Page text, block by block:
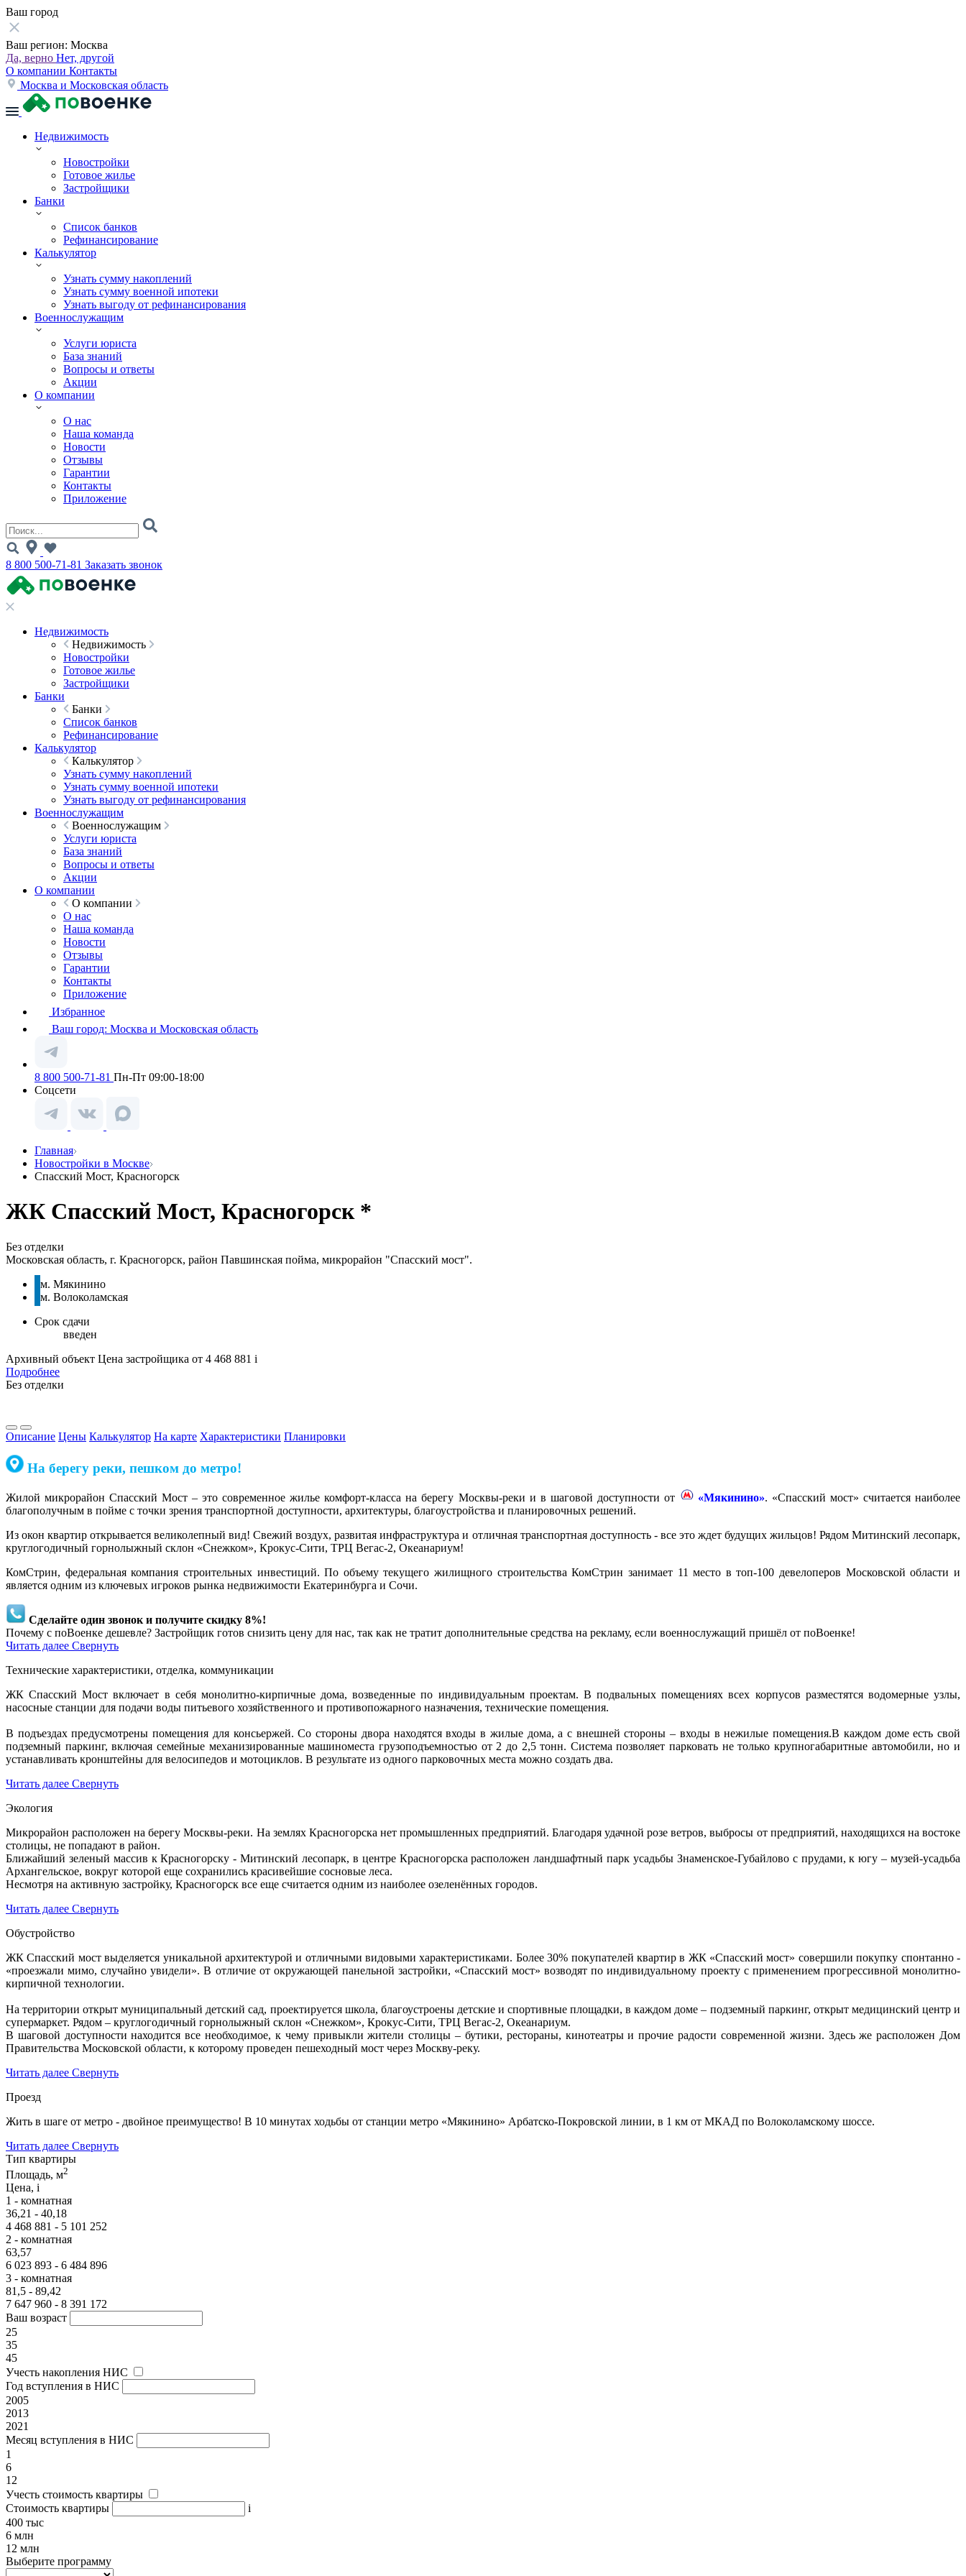
Ваш город
Ваш регион: Москва
Да, верно Нет, другой
О компании Контакты
Москва и Московская область
Недвижимость
Новостройки
Готовое жилье
Застройщики
Банки
Список банков
Рефинансирование
Калькулятор
Узнать сумму накоплений
Узнать сумму военной ипотеки
Узнать выгоду от рефинансирования
Военнослужащим
Услуги юриста
База знаний
Вопросы и ответы
Акции
О компании
О нас
Наша команда
Новости
Отзывы
Гарантии
Контакты
Приложение
8 800 500-71-81 Заказать звонок
Недвижимость
Недвижимость
Новостройки
Готовое жилье
Застройщики
Банки
Банки
Список банков
Рефинансирование
Калькулятор
Калькулятор
Узнать сумму накоплений
Узнать сумму военной ипотеки
Узнать выгоду от рефинансирования
Военнослужащим
Военнослужащим
Услуги юриста
База знаний
Вопросы и ответы
Акции
О компании
О компании
О нас
Наша команда
Новости
Отзывы
Гарантии
Контакты
Приложение
Избранное
Ваш город: Москва и Московская область
8 800 500-71-81 Пн-Пт 09:00-18:00
Соцсети
Главная
Новостройки в Москве
Спасский Мост, Красногорск
ЖК Спасский Мост, Красногорск *
Без отделки
Московская область, г. Красногорск, район Павшинская пойма, микрорайон "Спасский мост".
м. Мякинино
м. Волоколамская
Срок сдачи
введен
Архивный объект Цена застройщика от 4 468 881 i
Подробнее
Без отделки
Описание Цены Калькулятор На карте Характеристики Планировки
На берегу реки, пешком до метро!
Жилой микрорайон Спасский Мост – это современное жилье комфорт-класса на берегу Москвы-реки и в шаговой доступности от «Мякинино». «Спасский мост» считается наиболее
благополучным в пойме с точки зрения транспортной доступности, архитектуры, благоустройства и планировочных решений.
Из окон квартир открывается великолепный вид! Свежий воздух, развитая инфраструктура и отличная транспортная доступность - все это ждет будущих жильцов! Рядом Митинский лесопарк,
круглогодичный горнолыжный склон «Снежком», Крокус-Сити, ТРЦ Вегас-2, Океанариум!
КомСтрин, федеральная компания строительных инвестиций. По объему текущего жилищного строительства КомСтрин занимает 11 место в топ-100 девелоперов Московской области и
является одним из ключевых игроков рынка недвижимости Екатеринбурга и Сочи.
Сделайте один звонок и получите скидку 8%!
Почему с поВоенке дешевле? Застройщик готов снизить цену для нас, так как не тратит дополнительные средства на рекламу, если военнослужащий пришёл от поВоенке!
Читать далее Свернуть
Технические характеристики, отделка, коммуникации
ЖК Спасский Мост включает в себя монолитно-кирпичные дома, возведенные по индивидуальным проектам. В подвальных помещениях всех корпусов разместятся водомерные узлы,
насосные станции для подачи воды питьевого хозяйственного и противопожарного назначения, технические помещения.
В подъездах предусмотрены помещения для консьержей. Со стороны двора находятся входы в жилые дома, а с внешней стороны – входы в нежилые помещения.В каждом доме есть свой
подземный паркинг, включая семейные механизированные машиноместа грузоподъемностью от 2 до 2,5 тонн. Система позволяет парковать не только крупногабаритные автомобили, но и
устанавливать кронштейны для велосипедов и мотоциклов. В результате из одного парковочных места можно создать два.
Читать далее Свернуть
Экология
Микрорайон расположен на берегу Москвы-реки. На землях Красногорска нет промышленных предприятий. Благодаря удачной розе ветров, выбросы от предприятий, находящихся на востоке
столицы, не попадают в район.
Ближайший зеленый массив к Красногорску - Митинский лесопарк, в центре Красногорска расположен ландшафтный парк усадьбы Знаменское-Губайлово с прудами, к югу – музей-усадьба
Архангельское, вокруг которой еще сохранились красивейшие сосновые леса.
Несмотря на активную застройку, Красногорск все еще считается одним из наиболее озеленённых городов.
Читать далее Свернуть
Обустройство
ЖК Спасский мост выделяется уникальной архитектурой и отличными видовыми характеристиками. Более 30% покупателей квартир в ЖК «Спасский мост» совершили покупку спонтанно -
«проезжали мимо, случайно увидели». В отличие от окружающей панельной застройки, «Спасский мост» возводят по индивидуальному проекту с применением прогрессивной монолитно-
кирпичной технологии.
На территории открыт муниципальный детский сад, проектируется школа, благоустроены детские и спортивные площадки, в каждом доме – подземный паркинг, открыт медицинский центр и
супермаркет. Рядом – круглогодичный горнолыжный склон «Снежком», Крокус-Сити, ТРЦ Вегас-2, Океанариум.
В шаговой доступности находится все необходимое, к чему привыкли жители столицы – бутики, рестораны, кинотеатры и прочие радости современной жизни. Здесь же расположен Дом
Правительства Московской области, к которому проведен пешеходный мост через Москву-реку.
Читать далее Свернуть
Проезд
Жить в шаге от метро - двойное преимущество! В 10 минутах ходьбы от станции метро «Мякинино» Арбатско-Покровской линии, в 1 км от МКАД по Волоколамскому шоссе.
Читать далее Свернуть
Тип квартиры
Площадь, м2
Цена, i
1 - комнатная
36,21 - 40,18
4 468 881 - 5 101 252
2 - комнатная
63,57
6 023 893 - 6 484 896
3 - комнатная
81,5 - 89,42
7 647 960 - 8 391 172
Ваш возраст
25
35
45
Учесть накопления НИС
Год вступления в НИС
2005
2013
2021
Месяц вступления в НИС
1
6
12
Учесть стоимость квартиры
Стоимость квартиры
i
400 тыс
6 млн
12 млн
Выберите программу